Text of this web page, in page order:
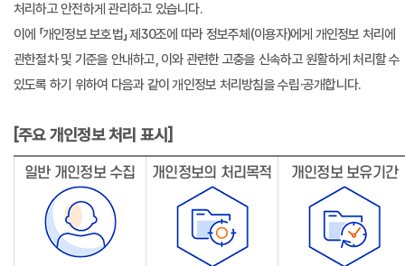
처리하고 안전하게 관리하고 있습니다.
이에 「개인정보 보호법」 제30조에 따라 정보주체(이용자)에게 개인정보 처리에
관한절차 및 기준을 안내하고, 이와 관련한 고충을 신속하고 원활하게 처리할 수
있도록 하기 위하여 다음과 같이 개인정보 처리방침을 수립·공개합니다.
[주요 개인정보 처리 표시]
일반 개인정보 수집 개인정보의 처리목적 개인정보 보유기간